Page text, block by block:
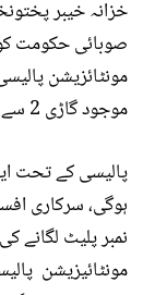
خزانہ خیبر
صوبائی حکومت
مونٹائزیشن
موجود گاڑی 2 سے 3 اقساط میں خریدسکےگا۔
پالیسی کے تحت
ہوگی، سرکاری
نمبر پلیٹ لگانے